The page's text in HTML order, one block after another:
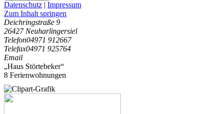
Datenschutz | Impressum
Zum Inhalt springen
Deichringstraße 9
26427 Neuharlingersiel
Telefon04971 912667
Telefax04971 925764
Email
„Haus Störtebeker“
8 Ferienwohnungen